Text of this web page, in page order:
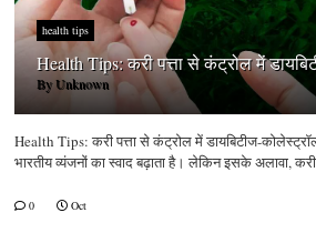
health tips
Health Tips: करी पत्ता से कंट्रोल में
ByUnknown
Health Tips: करी पत्ता से कंट्रोल में डायबिटीज-
भारतीय व्यंजनों का स्वाद बढ़ाता है। लेकिन इसके अलावा, करी
0 Oct